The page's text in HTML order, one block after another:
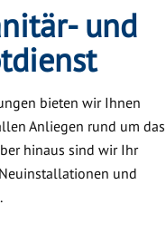
und
bieten wir Ihnen
Anliegen rund um das
hinaus sind wir Ihr
und